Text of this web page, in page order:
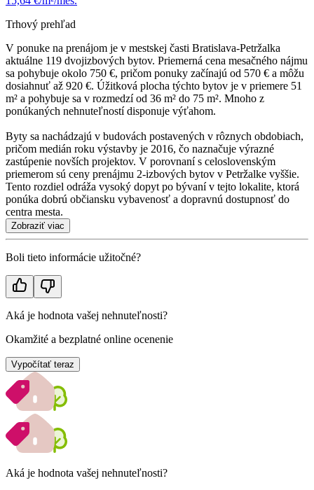
Trhový prehľad
V ponuke na prenájom je v mestskej časti Bratislava-Petržalka
aktuálne 119 dvojizbových bytov. Priemerná cena mesačného nájmu
sa pohybuje okolo 750 €, pričom ponuky začínajú od 570 € a môžu
dosiahnuť až 920 €. Úžitková plocha týchto bytov je v priemere 51
m² a pohybuje sa v rozmedzí od 36 m² do 75 m². Mnoho z
ponúkaných nehnuteľností disponuje výťahom.
Byty sa nachádzajú v budovách postavených v rôznych obdobiach,
pričom medián roku výstavby je 2016, čo naznačuje výrazné
zastúpenie novších projektov. V porovnaní s celoslovenským
priemerom sú ceny prenájmu 2-izbových bytov v Petržalke vyššie.
Tento rozdiel odráža vysoký dopyt po bývaní v tejto lokalite, ktorá
ponúka dobrú občiansku vybavenosť a dopravnú dostupnosť do
centra mesta.
Zobraziť viac
Boli tieto informácie užitočné?
Aká je hodnota vašej nehnuteľnosti?
Okamžité a bezplatné online ocenenie
Vypočítať teraz
Aká je hodnota vašej nehnuteľnosti?